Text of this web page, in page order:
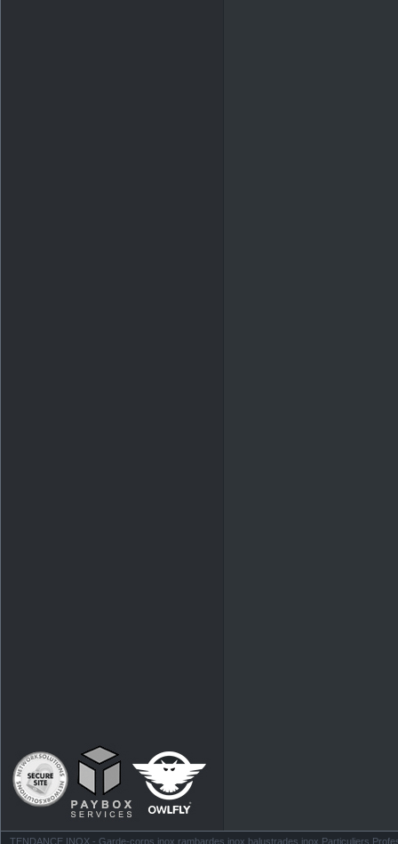
TENDANCE INOX - Garde-corps inox rambardes inox balustrades inox Particuliers